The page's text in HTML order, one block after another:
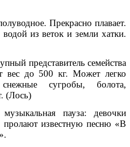
Прекрасно плавает.
из веток и земли хатки.
представитель семейства
вес до 500 кг. Может легко
снежные сугробы, болота,
(Лось)
пауза: девочки
пролают известную песню «В